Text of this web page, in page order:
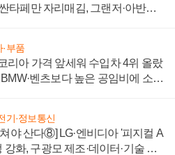
타페만 자리매김, 그랜저·아반떼
부품
리아 가격 앞세워 수입차 4위 올랐
벤츠보다 높은 공임비에 소비
기·정보통신
야 산다⑧] LG·엔비디아 '피지컬 A
강화, 구광모 제조·데이터·기술 결